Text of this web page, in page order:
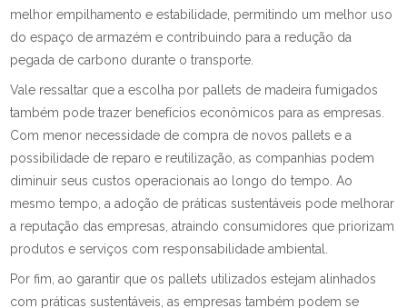
melhor empilhamento e estabilidade, permitindo um melhor uso
do espaço de armazém e contribuindo para a redução da
pegada de carbono durante o transporte.
Vale ressaltar que a escolha por pallets de madeira fumigados
também pode trazer benefícios econômicos para as empresas.
Com menor necessidade de compra de novos pallets e a
possibilidade de reparo e reutilização, as companhias podem
diminuir seus custos operacionais ao longo do tempo. Ao
mesmo tempo, a adoção de práticas sustentáveis pode melhorar
a reputação das empresas, atraindo consumidores que priorizam
produtos e serviços com responsabilidade ambiental.
Por fim, ao garantir que os pallets utilizados estejam alinhados
com práticas sustentáveis, as empresas também podem se